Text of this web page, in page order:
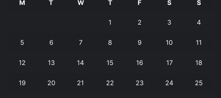
M T W T F S S
1 2 3 4
5 6 7 8 9 10 11
12 13 14 15 16 17 18
19 20 21 22 23 24 25